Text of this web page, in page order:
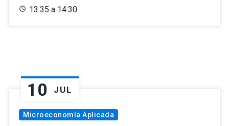
13:35 a 14:30
10 JUL
Microeconomía Aplicada